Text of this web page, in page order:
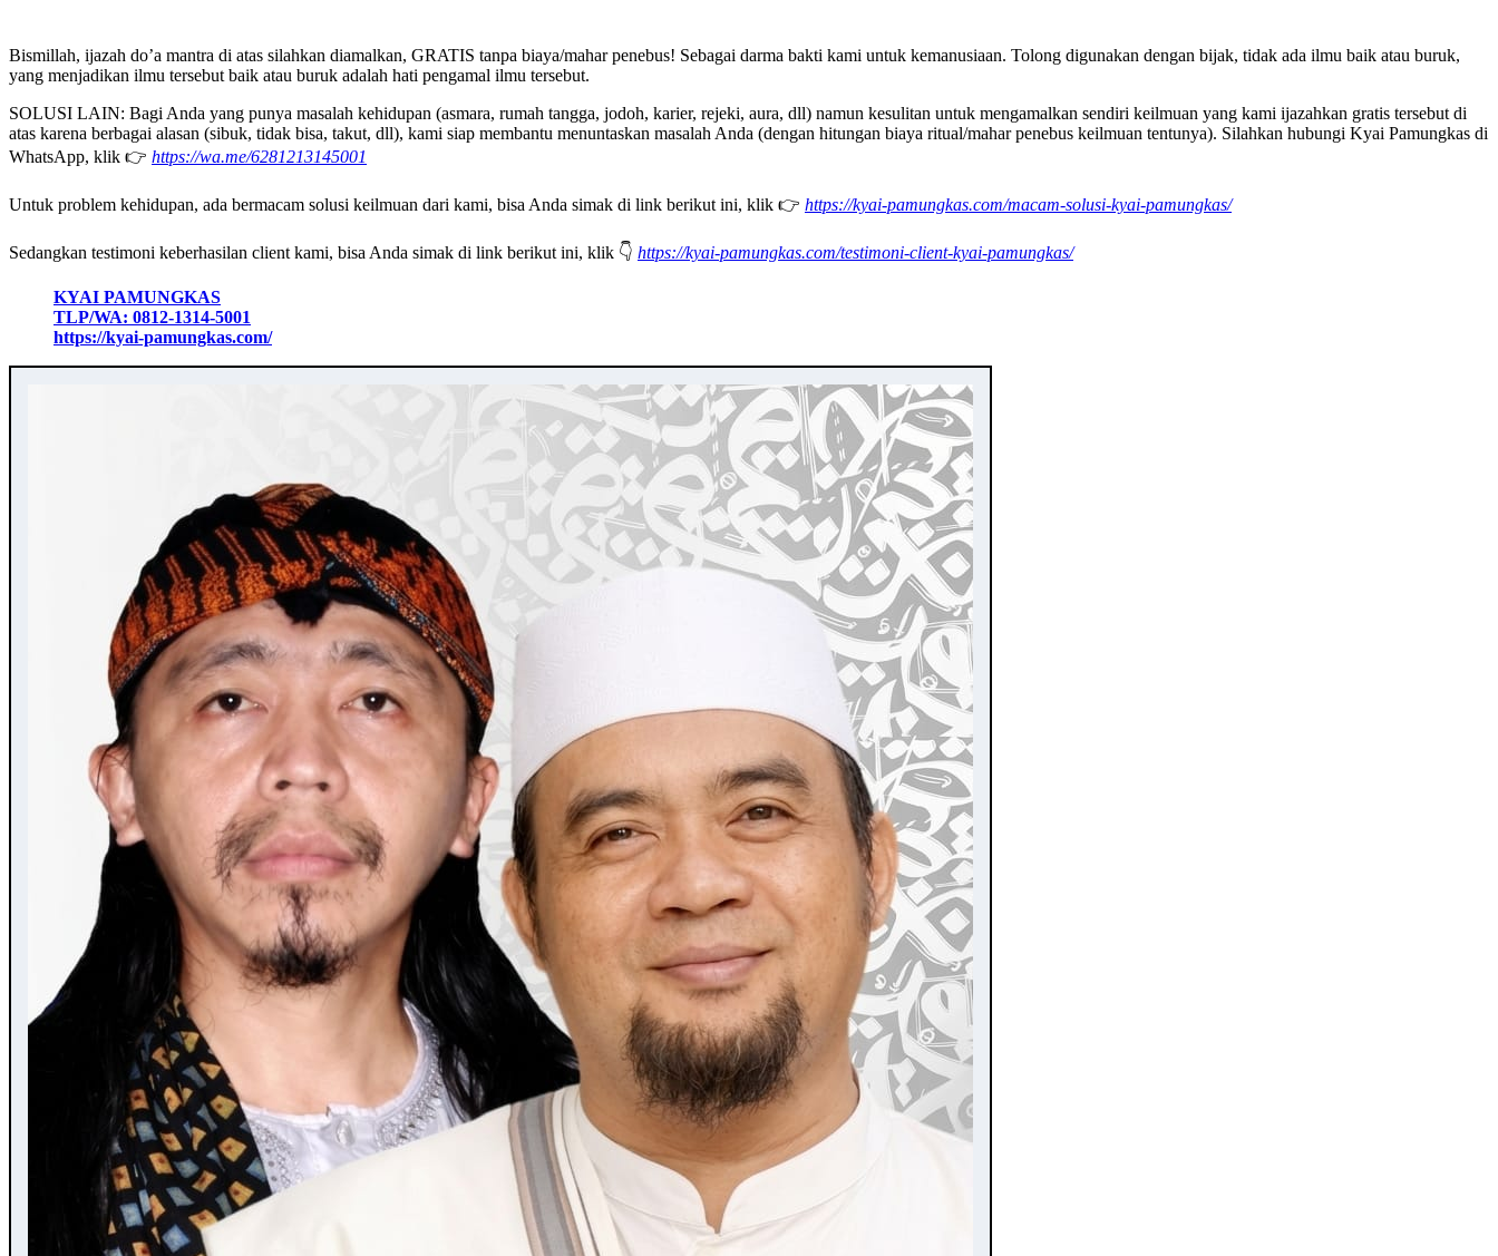
Bismillah, ijazah do’a mantra di atas silahkan diamalkan, GRATIS tanpa biaya/mahar penebus! Sebagai darma bakti kami untuk kemanusiaan. Tolong digunakan dengan bijak, tidak ada ilmu baik atau buruk,
yang menjadikan ilmu tersebut baik atau buruk adalah hati pengamal ilmu tersebut.
SOLUSI LAIN: Bagi Anda yang punya masalah kehidupan (asmara, rumah tangga, jodoh, karier, rejeki, aura, dll) namun kesulitan untuk mengamalkan sendiri keilmuan yang kami ijazahkan gratis tersebut di
atas karena berbagai alasan (sibuk, tidak bisa, takut, dll), kami siap membantu menuntaskan masalah Anda (dengan hitungan biaya ritual/mahar penebus keilmuan tentunya). Silahkan hubungi Kyai Pamungkas di
WhatsApp, klik 👉 https://wa.me/6281213145001
Untuk problem kehidupan, ada bermacam solusi keilmuan dari kami, bisa Anda simak di link berikut ini, klik 👉 https://kyai-pamungkas.com/macam-solusi-kyai-pamungkas/
Sedangkan testimoni keberhasilan client kami, bisa Anda simak di link berikut ini, klik 👇 https://kyai-pamungkas.com/testimoni-client-kyai-pamungkas/
KYAI PAMUNGKAS
TLP/WA: 0812-1314-5001
https://kyai-pamungkas.com/